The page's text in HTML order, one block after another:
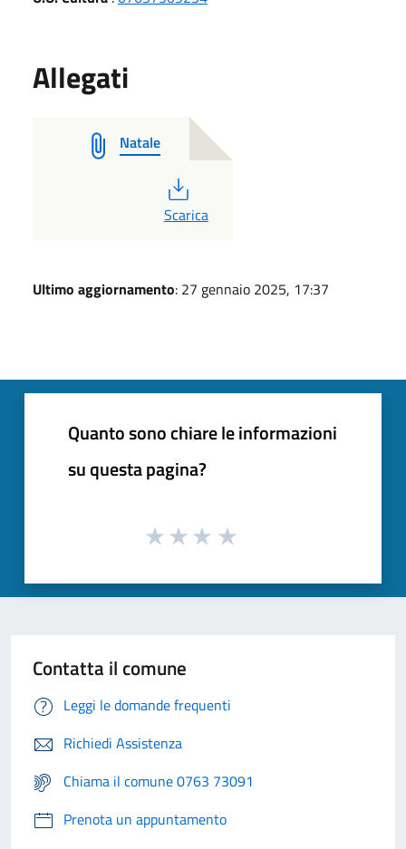
Allegati
Natale
PDF
Scarica
Ultimo aggiornamento: 27 gennaio 2025, 17:37
Quanto sono chiare le informazioni
su questa pagina?
Contatta il comune
Leggi le domande frequenti
Richiedi Assistenza
Chiama il comune 0763 73091
Prenota un appuntamento